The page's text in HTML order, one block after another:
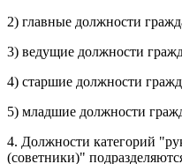
2) главные должности
3) ведущие должности
4) старшие должности
5) младшие должности
4. Должности категорий
(советники)"